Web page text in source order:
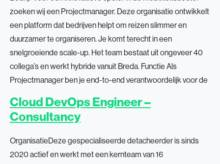
zoeken wij een Projectmanager. Deze organisatie ontwikkelt
een platform dat bedrijven helpt om reizen slimmer en
duurzamer te organiseren. Je komt terecht in een
snelgroeiende scale-up. Het team bestaat uit ongeveer 40
collega’s en werkt hybride vanuit Breda. Functie Als
Projectmanager ben je end-to-end verantwoordelijk voor de
Cloud DevOps Engineer –
Consultancy
OrganisatieDeze gespecialiseerde detacheerder is sinds
2020 actief en werkt met een kernteam van 16